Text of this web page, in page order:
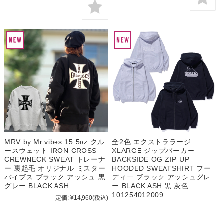
MRV by Mr.vibes 15.5oz クル
ースウェット IRON CROSS
CREWNECK SWEAT トレーナ
ー 裏起毛 オリジナル ミスター
バイブス ブラック アッシュ 黒
グレー BLACK ASH
定価: ¥14,960(税込)
全2色 エクストララージ
XLARGE ジップパーカー
BACKSIDE OG ZIP UP
HOODED SWEATSHIRT フー
ディー ブラック アッシュグレ
ー BLACK ASH 黒 灰色
101254012009